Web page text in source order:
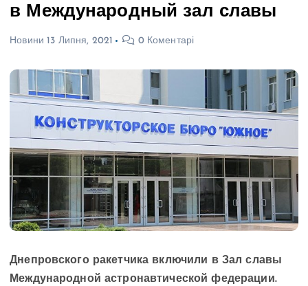
в Международный зал славы
Новини 13 Липня, 2021 0 Коментарі
Днепровского ракетчика включили в Зал славы
Международной астронавтической федерации.